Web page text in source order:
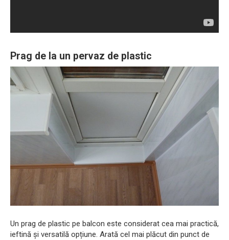
Prag de la un pervaz de plastic
Un prag de plastic pe balcon este considerat cea mai practică,
ieftină și versatilă opțiune. Arată cel mai plăcut din punct de